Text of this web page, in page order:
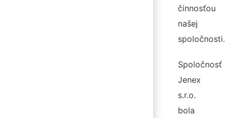
činnosťou
našej
spoločnosti.
Spoločnosť
Jenex
s.r.o.
bola